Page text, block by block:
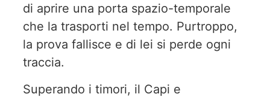
di aprire una porta spazio-temporale
che la trasporti nel tempo. Purtroppo,
la prova fallisce e di lei si perde ogni
traccia.
Superando i timori, il Capi e